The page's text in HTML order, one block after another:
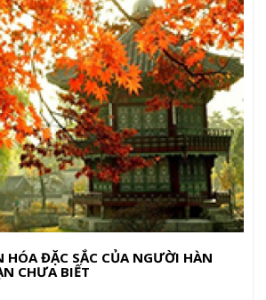
HÓA ĐẶC SẮC CỦA NGƯỜI HÀN
CHƯA BIẾT